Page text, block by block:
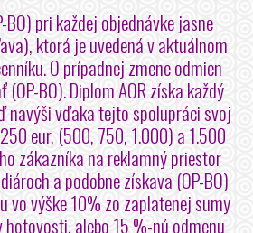
BO) pri každej objednávke jasne
ktorá je uvedená v aktuálnom
O prípadnej zmene odmien
BO). Diplom AOR získa každý
navýši vďaka tejto spolupráci svoj
eur, (500, 750, 1.000) a 1.500
zákazníka na reklamný priestor
a podobne získava (OP-BO)
vo výške 10% zo zaplatenej sumy
hotovosti, alebo 15 %-nú odmenu